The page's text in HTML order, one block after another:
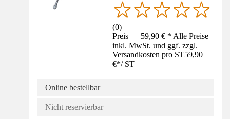
(0)
Preis — 59,90 € * Alle Preise
inkl. MwSt. und ggf. zzgl.
Versandkosten pro ST59,90
€*/ ST
Online bestellbar
Nicht reservierbar